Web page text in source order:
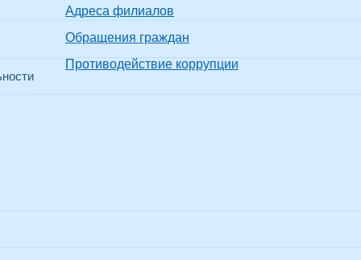
Адреса филиалов
Обращения граждан
Противодействие коррупции